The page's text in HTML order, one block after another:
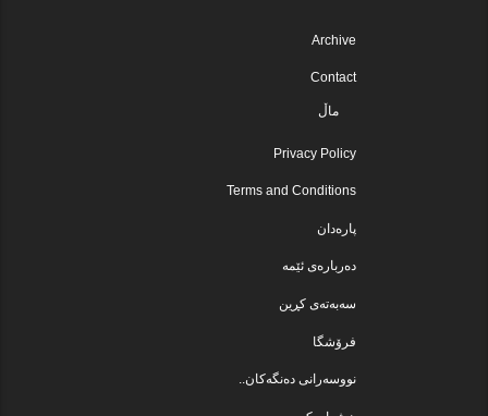
Archive
Contact
ماڵ
Privacy Policy
Terms and Conditions
پارەدان
دەربارەی ئێمە
سەبەتەی کڕین
فرۆشگا
نووسەرانی دەنگەکان..